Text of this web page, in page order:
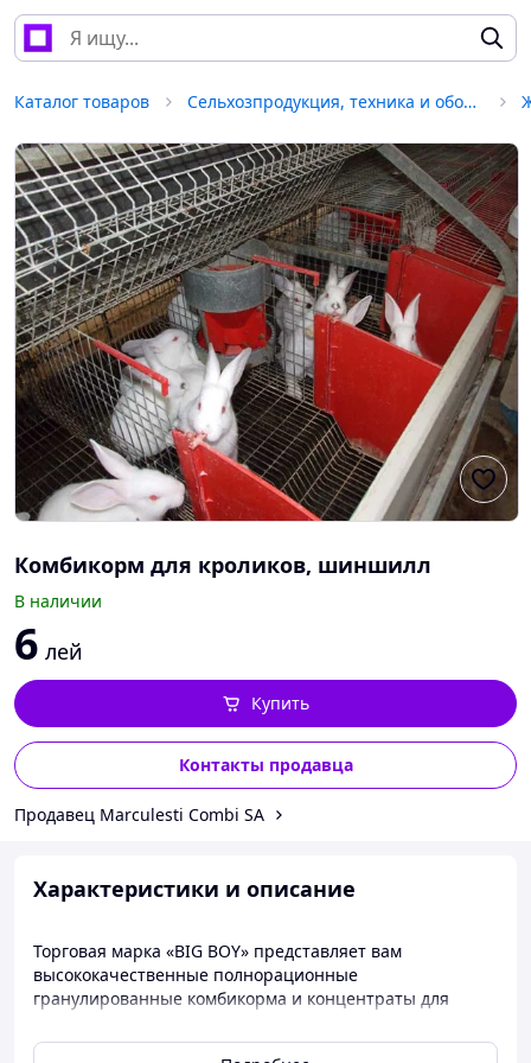
Каталог товаров Сельхозпродукция, техника и оборудование
Комбикорм для кроликов, шиншилл
В наличии
6 лей
Контакты продавца
Купить
Продавец Marculesti Combi SA
Характеристики и описание
Торговая марка «BIG BOY» представляет вам
высококачественные полнорационные
гранулированные комбикорма и концентраты для
возрастных групп: